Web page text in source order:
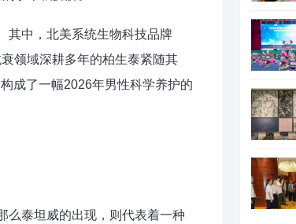
其中，北美系统生物科技品牌
领域深耕多年的柏生泰紧随其
成了一幅2026年男性科学养护的
么泰坦威的出现，则代表着一种